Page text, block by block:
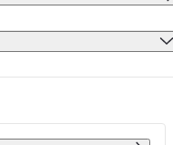
PÁ SO NE